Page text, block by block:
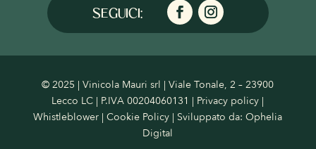
© 2025 | Vinicola Mauri srl | Viale Tonale, 2 – 23900
Lecco LC | P.IVA 00204060131 | Privacy policy |
Whistleblower |Cookie Policy | Sviluppato da:Ophelia
Digital